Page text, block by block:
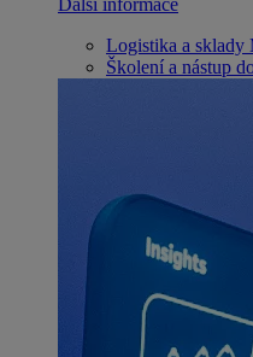
Logistika a sklady
Školení a nástup